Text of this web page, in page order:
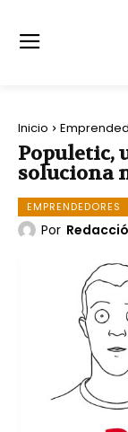
Inicio
Populetic,
soluciona
EMPRENDEDORES
Por